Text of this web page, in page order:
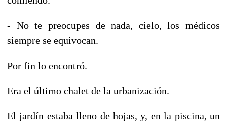
- No te preocupes de nada, cielo, los médicos
siempre se equivocan.
Por fin lo encontró.
Era el último chalet de la urbanización.
El jardín estaba lleno de hojas, y, en la piscina, un